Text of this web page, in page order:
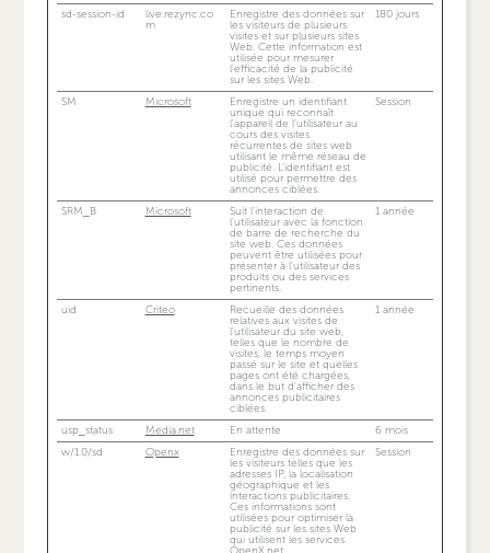
sd-session-id
live.rezync.co
m
Enregistre des données sur
les visiteurs de plusieurs
visites et sur plusieurs sites
Web. Cette information est
utilisée pour mesurer
l'efficacité de la publicité
sur les sites Web.
180 jours
SM Microsoft
Enregistre un identifiant
unique qui reconnaît
l'appareil de l'utilisateur au
cours des visites
récurrentes de sites web
utilisant le même réseau de
publicité. L'identifiant est
utilisé pour permettre des
annonces ciblées.
Session
SRM_B Microsoft
Suit l'interaction de
l'utilisateur avec la fonction
de barre de recherche du
site web. Ces données
peuvent être utilisées pour
présenter à l'utilisateur des
produits ou des services
pertinents.
1 année
uid Criteo
Recueille des données
relatives aux visites de
l'utilisateur du site web,
telles que le nombre de
visites, le temps moyen
passé sur le site et quelles
pages ont été chargées,
dans le but d'afficher des
annonces publicitaires
ciblées.
1 année
usp_status Media.net En attente
6 mois
w/1.0/sd
Openx
Enregistre des données sur
les visiteurs telles que les
adresses IP, la localisation
géographique et les
interactions publicitaires.
Ces informations sont
utilisées pour optimiser la
publicité sur les sites Web
qui utilisent les services
OpenX.net.
Session